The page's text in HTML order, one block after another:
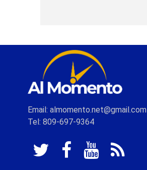
Email: almomento.net@gmail.com
Tel: 809-697-9364